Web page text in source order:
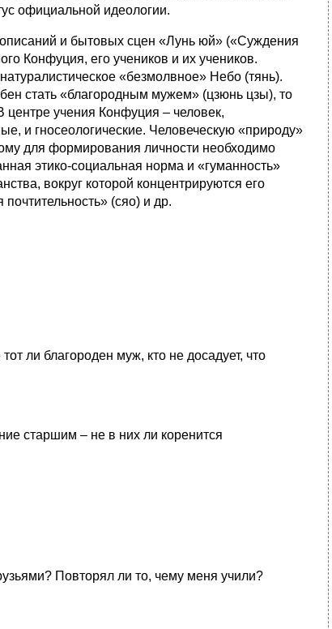
официальной идеологии.
и бытовых сцен «Лунь юй» («Суждения
Конфуция, его учеников и их учеников.
«безмолвное» Небо (тянь).
стать «благородным мужем» (цзюнь цзы), то
учения Конфуция – человек,
и гносеологические. Человеческую «природу»
для формирования личности необходимо
этико-социальная норма и «гуманность»
вокруг которой концентрируются его
(сяо) и др.
ли благороден муж, кто не досадует, что
старшим – не в них ли коренится
Повторял ли то, чему меня учили?